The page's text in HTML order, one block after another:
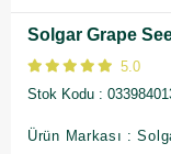
Solgar Grape
5.0
Stok Kodu
Ürün Markası :